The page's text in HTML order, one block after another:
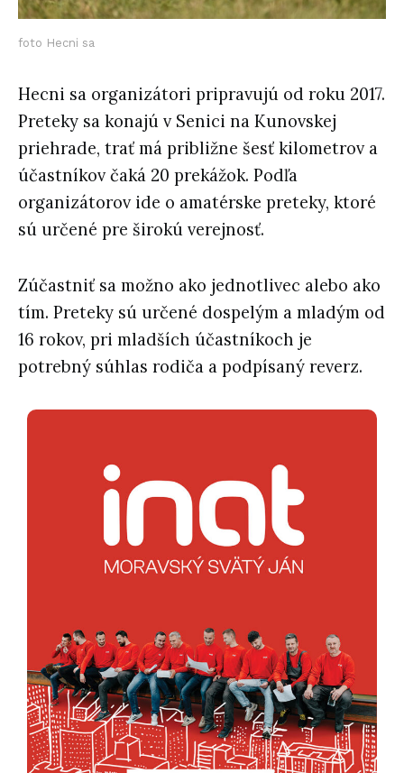
foto Hecni sa
Hecni sa organizátori pripravujú od roku 2017.
Preteky sa konajú v Senici na Kunovskej
priehrade, trať má približne šesť kilometrov a
účastníkov čaká 20 prekážok. Podľa
organizátorov ide o amatérske preteky, ktoré
sú určené pre širokú verejnosť.
Zúčastniť sa možno ako jednotlivec alebo ako
tím. Preteky sú určené dospelým a mladým od
16 rokov, pri mladších účastníkoch je
potrebný súhlas rodiča a podpísaný reverz.